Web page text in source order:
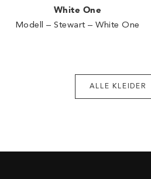
White One
Modell – Stewart – White One
ALLE KLEIDER